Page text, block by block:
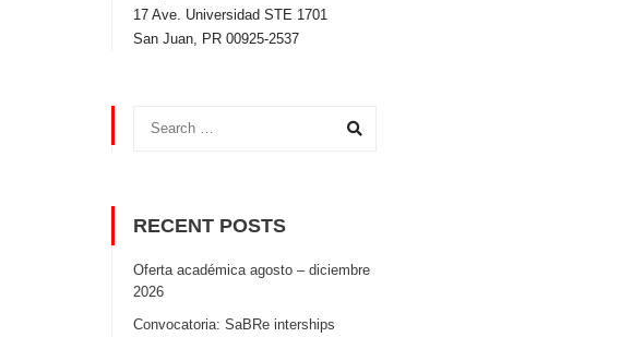
17 Ave. Universidad STE 1701
San Juan, PR 00925-2537
RECENT POSTS
Oferta académica agosto – diciembre
2026
Convocatoria: SaBRe interships